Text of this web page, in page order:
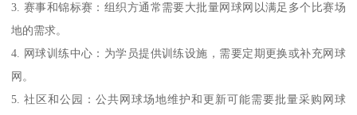
3. 赛事和锦标赛：组织方通常需要大批量网球网以满足多个比赛场
地的需求。
4. 网球训练中心：为学员提供训练设施，需要定期更换或补充网球
网。
5. 社区和公园：公共网球场地维护和更新可能需要批量采购网球